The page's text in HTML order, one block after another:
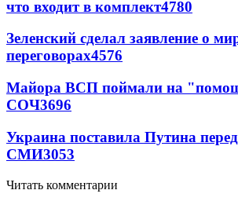
что входит в комплект4780
Зеленский сделал заявление о
переговорах4576
Майора ВСП поймали на
СОЧ3696
Украина поставила Путина
СМИ3053
Читать комментарии